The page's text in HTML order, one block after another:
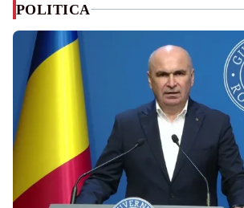
POLITICA